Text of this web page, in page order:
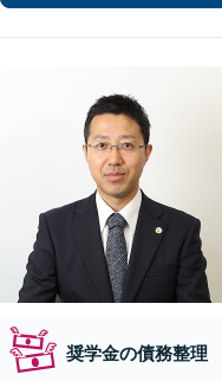
奨学金の債務整理